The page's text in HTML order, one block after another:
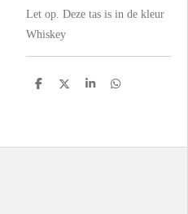
Let op. Deze tas is in de kleur
Whiskey
D
D
S
D